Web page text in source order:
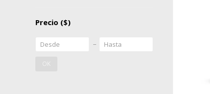
Precio ($)
OK